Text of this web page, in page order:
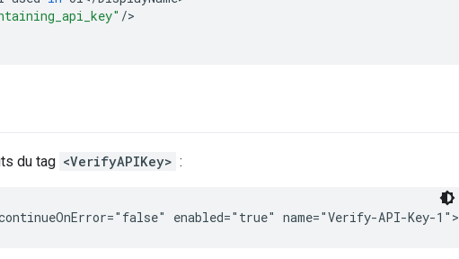
/>
du tag <VerifyAPIKey> :
enabled="true" name="Verify-API-Key-1">